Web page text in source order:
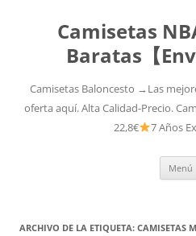
Camisetas
Baratas【
Camisetas Baloncesto →Las
oferta aquí. Alta Calidad-Precio.
22,8€
7 Años
Menú
ARCHIVO DE LA ETIQUETA: CAMISETAS